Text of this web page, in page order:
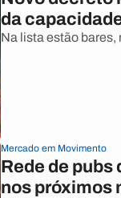
da
Na lista estão
Mercado em Movimento
Rede de pubs
nos próximos